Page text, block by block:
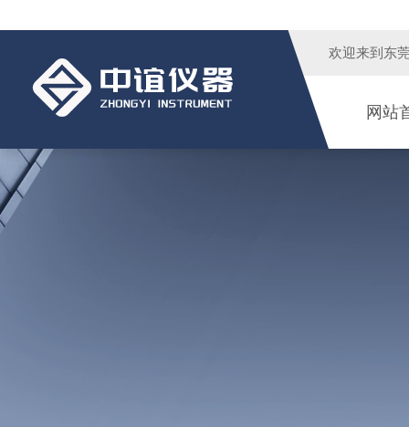
欢迎来到 东
网站